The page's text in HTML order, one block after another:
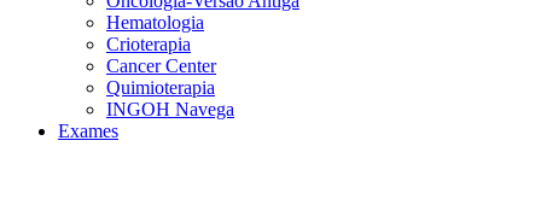
Hematologia
Crioterapia
Cancer Center
Quimioterapia
INGOH Navega
Exames